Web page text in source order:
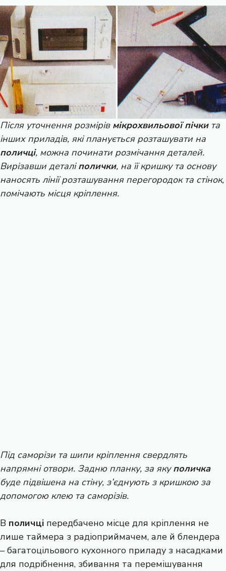
Після уточнення розмірів мікрохвильової пічки та
інших приладів, які планується розташувати на
поличці, можна починати розмічання деталей.
Вирізавши деталіполички, на її кришку та основу
наносять лінії розташування перегородок та стінок,
помічають місця кріплення.
Під саморізи та шипи кріплення свердлять
напрямні отвори. Задню планку, за якуполичка
буде підвішена на стіну, з’єднують з кришкою за
допомогою клею та саморізів.
В поличці передбачено місце для кріплення не
лише таймера з радіоприймачем, але й блендера
– багатоцільового кухонного приладу з насадками
для подрібнення, збивання та перемішування